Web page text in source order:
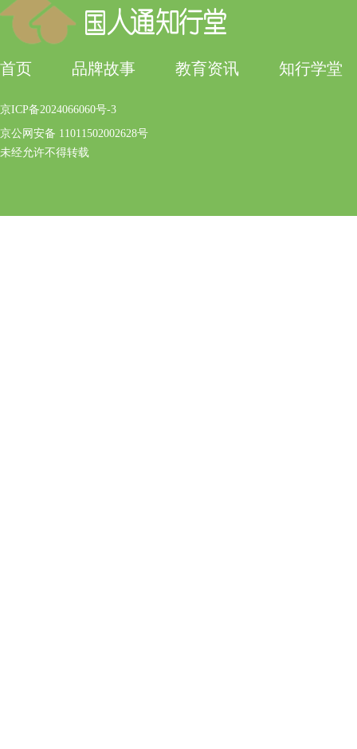
首页 品牌故事 教育资讯 知行学堂
京ICP备2024066060号-3
京公网安备 11011502002628号
未经允许不得转载